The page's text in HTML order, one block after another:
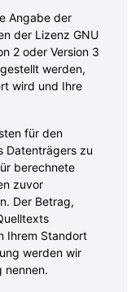
Angabe der
der Lizenz GNU
2 oder Version 3
werden,
wird und Ihre
für den
Datenträgers zu
berechnete
zuvor
Der Betrag,
Ihrem Standort
werden wir
nennen.